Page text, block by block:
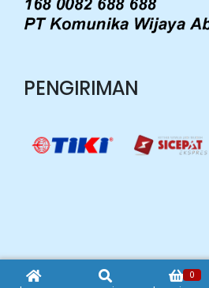
0
PENGIRIMAN
Copyright © 2026